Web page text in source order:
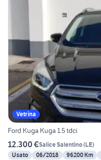
Vetrina
Ford Kuga Kuga 1.5 tdci
12.300 €Salice Salentino(LE)
Usato
06/2018 96200 Km